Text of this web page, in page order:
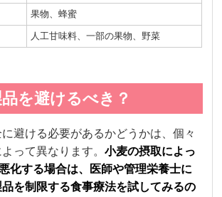
果物、蜂蜜
人工甘味料、一部の果物、野菜
を避けるべき？
避ける必要があるかどうかは、個々
って異なります。小麦の摂取によっ
化する場合は、医師や管理栄養士に
を制限する食事療法を試してみるの